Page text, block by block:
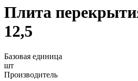
Плита
12,5
Базовая единица
шт
Производитель